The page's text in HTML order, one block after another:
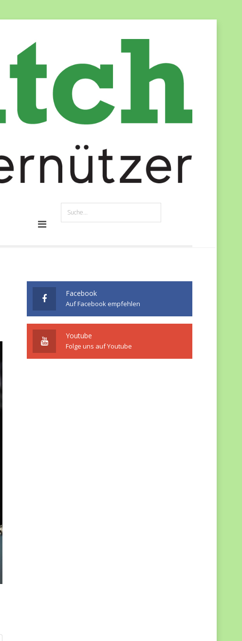
Facebook
Auf Facebook empfehlen
Youtube
Folge uns auf Youtube